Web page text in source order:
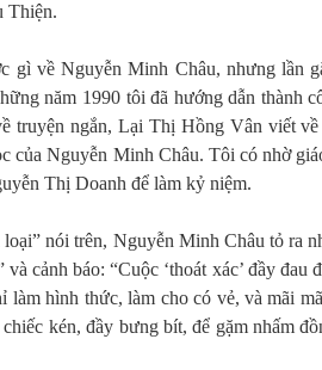
Thiện.
gì về Nguyễn Minh Châu, nhưng lần
năm 1990 tôi đã hướng dẫn thành
truyện ngắn, Lại Thị Hồng Vân viết
của Nguyễn Minh Châu. Tôi có nhờ
Thị Doanh để làm kỷ niệm.
nói trên, Nguyễn Minh Châu tỏ ra
cảnh báo: “Cuộc ‘thoát xác’ đầy đau
làm hình thức, làm cho có vẻ, và mãi
kén, đầy bưng bít, để gặm nhấm